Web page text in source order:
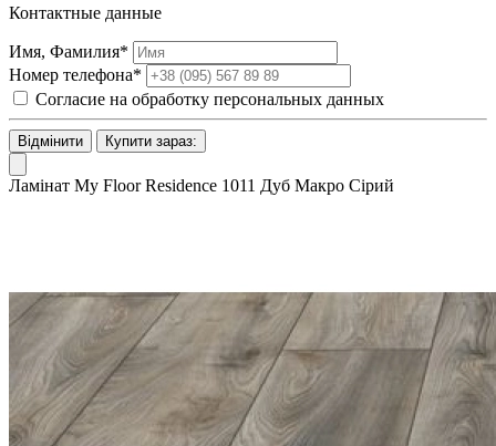
Контактные данные
Имя, Фамилия*
Номер телефона*
Согласие на обработку персональных данных
Відмінити Купити зараз:
Ламінат My Floor Residence 1011 Дуб Макро Сірий